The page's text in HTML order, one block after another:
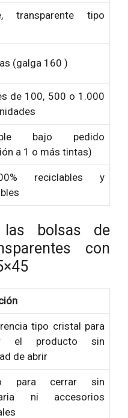
transparente tipo
(galga 160 )
de 100, 500 o 1.000
bajo pedido
a 1 o más tintas)
reciclables y
bolsas de
con
tipo cristal para
el producto sin
de abrir
para cerrar sin
ni accesorios